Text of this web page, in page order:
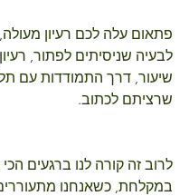
פתאום עלה לכם רעיון מעולה,
לבעיה שניסיתים לפתור,
שיעור, דרך התמודדות עם
שרציתם לכתוב.
לרוב זה קורה לנו ברגעים
במקלחת, כשאנחנו